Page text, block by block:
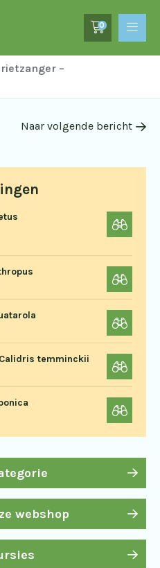
0
–
temminckii
webshop
Naar volgende bericht